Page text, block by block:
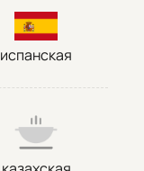
испанская